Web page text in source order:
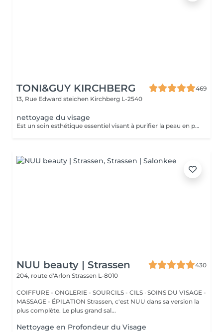
TONI&GUY KIRCHBERG
469
13, Rue Edward steichen Kirchberg L-2540
nettoyage du visage
Est un soin esthétique essentiel visant à purifier la peau en profondeur et a lui donner éclat et fraicheur
NUU beauty | Strassen
430
204, route d'Arlon Strassen L-8010
COIFFURE - ONGLERIE - SOURCILS - CILS · SOINS DU VISAGE -
MASSAGE - ÉPILATION Strassen, c'est NUU dans sa version la
plus complète. Le plus grand sal...
Nettoyage en Profondeur du Visage